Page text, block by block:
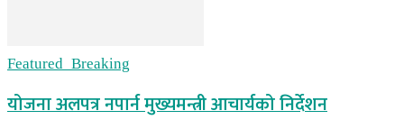
Featured_Breaking
योजना अलपत्र नपार्न मुख्यमन्त्री आचार्यको निर्देशन